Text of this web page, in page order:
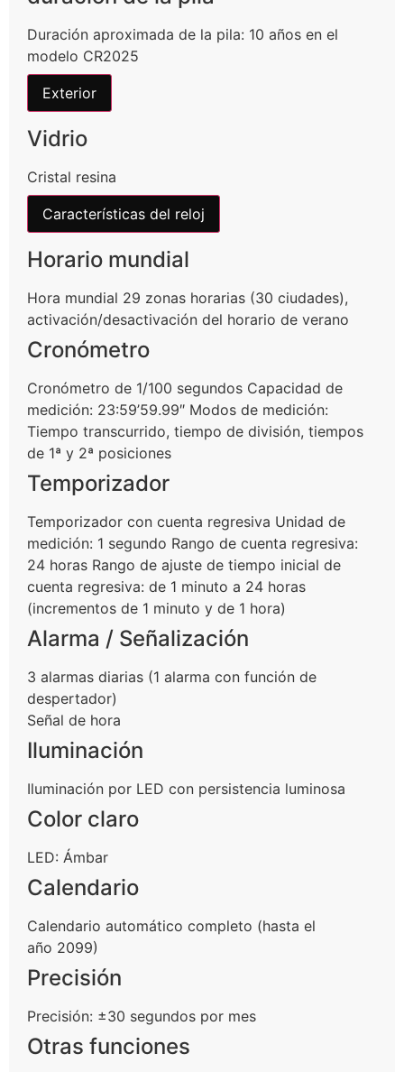
Duración aproximada de la pila: 10 años en el
modelo CR2025
Exterior
Vidrio
Cristal resina
Características del reloj
Horario mundial
Hora mundial 29 zonas horarias (30 ciudades),
activación/desactivación del horario de verano
Cronómetro
Cronómetro de 1/100 segundos Capacidad de
medición: 23:59’59.99″ Modos de medición:
Tiempo transcurrido, tiempo de división, tiempos
de 1ª y 2ª posiciones
Temporizador
Temporizador con cuenta regresiva Unidad de
medición: 1 segundo Rango de cuenta regresiva:
24 horas Rango de ajuste de tiempo inicial de
cuenta regresiva: de 1 minuto a 24 horas
(incrementos de 1 minuto y de 1 hora)
Alarma / Señalización
3 alarmas diarias (1 alarma con función de
despertador)
Señal de hora
Iluminación
Iluminación por LED con persistencia luminosa
Color claro
LED: Ámbar
Calendario
Calendario automático completo (hasta el
año 2099)
Precisión
Precisión: ±30 segundos por mes
Otras funciones